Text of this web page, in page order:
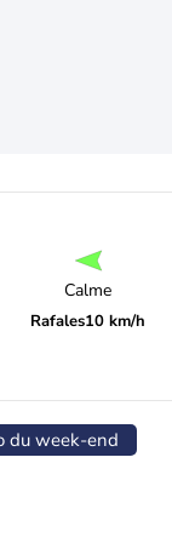
Calme
Rafales10 km/h
du week-end